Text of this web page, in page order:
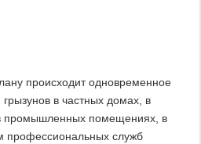
происходит одновременное
в частных домах, в
промышленных помещениях, в
профессиональных служб